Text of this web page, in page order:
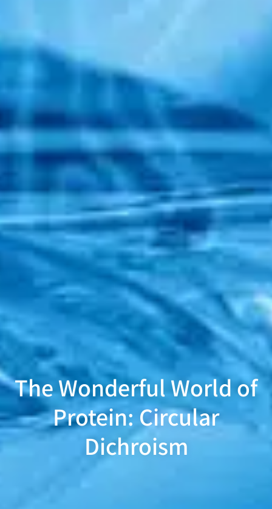
The Wonderful World of
Protein: Circular
Dichroism